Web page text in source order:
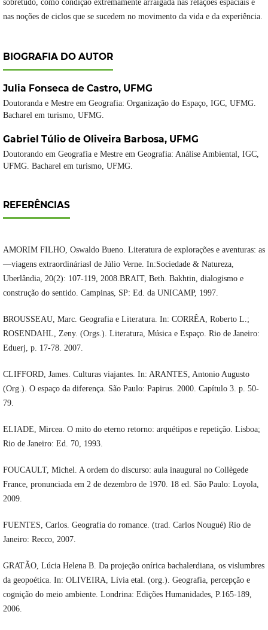
sobretudo, como condição extremamente arraigada nas relações espaciais e
nas noções de ciclos que se sucedem no movimento da vida e da experiência.
BIOGRAFIA DO AUTOR
Julia Fonseca de Castro, UFMG
Doutoranda e Mestre em Geografia: Organização do Espaço, IGC, UFMG.
Bacharel em turismo, UFMG.
Gabriel Túlio de Oliveira Barbosa, UFMG
Doutorando em Geografia e Mestre em Geografia: Análise Ambiental, IGC,
UFMG. Bacharel em turismo, UFMG.
REFERÊNCIAS
AMORIM FILHO, Oswaldo Bueno. Literatura de explorações e aventuras: as
―viagens extraordinárias‖ de Júlio Verne. In:Sociedade & Natureza,
Uberlândia, 20(2): 107-119, 2008.BRAIT, Beth. Bakhtin, dialogismo e
construção do sentido. Campinas, SP: Ed. da UNICAMP, 1997.
BROUSSEAU, Marc. Geografia e Literatura. In: CORRÊA, Roberto L.;
ROSENDAHL, Zeny. (Orgs.). Literatura, Música e Espaço. Rio de Janeiro:
Eduerj, p. 17-78. 2007.
CLIFFORD, James. Culturas viajantes. In: ARANTES, Antonio Augusto
(Org.). O espaço da diferença. São Paulo: Papirus. 2000. Capítulo 3. p. 50-
79.
ELIADE, Mircea. O mito do eterno retorno: arquétipos e repetição. Lisboa;
Rio de Janeiro: Ed. 70, 1993.
FOUCAULT, Michel. A ordem do discurso: aula inaugural no Collègede
France, pronunciada em 2 de dezembro de 1970. 18 ed. São Paulo: Loyola,
2009.
FUENTES, Carlos. Geografia do romance. (trad. Carlos Nougué) Rio de
Janeiro: Recco, 2007.
GRATÃO, Lúcia Helena B. Da projeção onírica bachalerdiana, os vislumbres
da geopoética. In: OLIVEIRA, Lívia etal. (org.). Geografia, percepção e
cognição do meio ambiente. Londrina: Edições Humanidades, P.165-189,
2006.